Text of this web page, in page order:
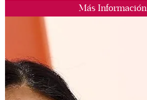
Más Información